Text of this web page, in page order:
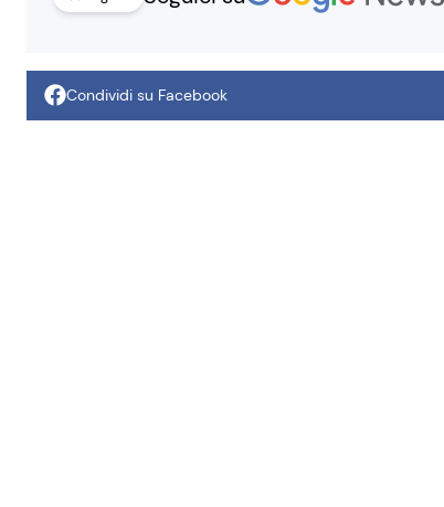
Condividi su Facebook